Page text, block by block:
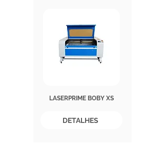
LASERPRIME BOBY XS
DETALHES